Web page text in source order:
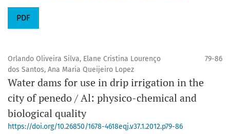
PDF
Orlando Oliveira Silva, Elane Cristina Lourenço
dos Santos, Ana Maria Queijeiro Lopez
79-86
Water dams for use in drip irrigation in the
city of penedo / Al: physico-chemical and
biological quality
https://doi.org/10.26850/1678-4618eqj.v37.1.2012.p79-86